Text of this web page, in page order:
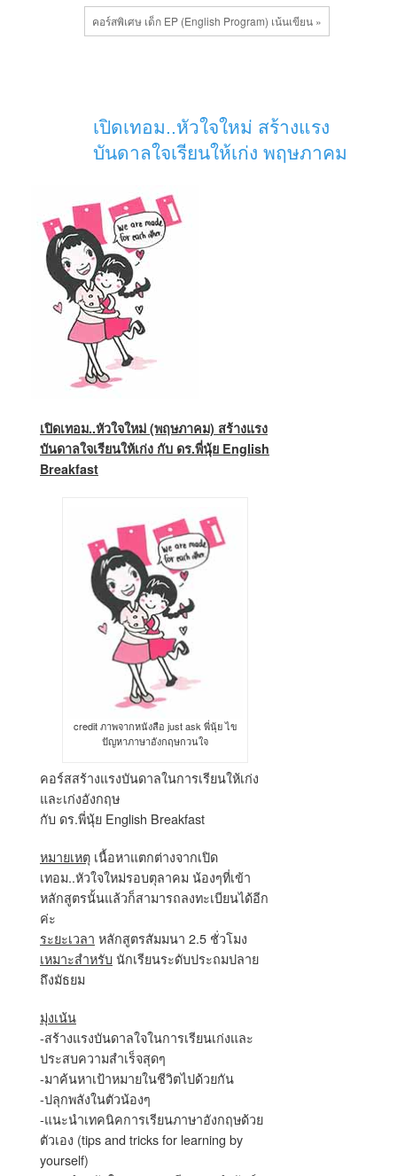
คอร์สพิเศษ เด็ก EP (English Program) เน้นเขียน »
เปิดเทอม..หัวใจใหม่ สร้างแรง
บันดาลใจเรียนให้เก่ง พฤษภาคม
เปิดเทอม..หัวใจใหม่ (พฤษภาคม) สร้างแรง
บันดาลใจเรียนให้เก่ง กับ ดร.พี่นุ้ย English
Breakfast
credit ภาพจากหนังสือ just ask พี่นุ้ย ไข
ปัญหาภาษาอังกฤษกวนใจ
คอร์สสร้างแรงบันดาลในการเรียนให้เก่ง
และเก่งอังกฤษ
กับ ดร.พี่นุ้ย English Breakfast
หมายเหตุ เนื้อหาแตกต่างจากเปิด
เทอม..หัวใจใหม่รอบตุลาคม น้องๆที่เข้า
หลักสูตรนั้นแล้วก็สามารถลงทะเบียนได้อีก
ค่ะ
ระยะเวลา หลักสูตรสัมมนา 2.5 ชั่วโมง
เหมาะสำหรับ นักเรียนระดับประถมปลาย
ถึงมัธยม
มุ่งเน้น
-สร้างแรงบันดาลใจในการเรียนเก่งและ
ประสบความสำเร็จสุดๆ
-มาค้นหาเป้าหมายในชีวิตไปด้วยกัน
-ปลุกพลังในตัวน้องๆ
-แนะนำเทคนิคการเรียนภาษาอังกฤษด้วย
ตัวเอง (tips and tricks for learning by
yourself)